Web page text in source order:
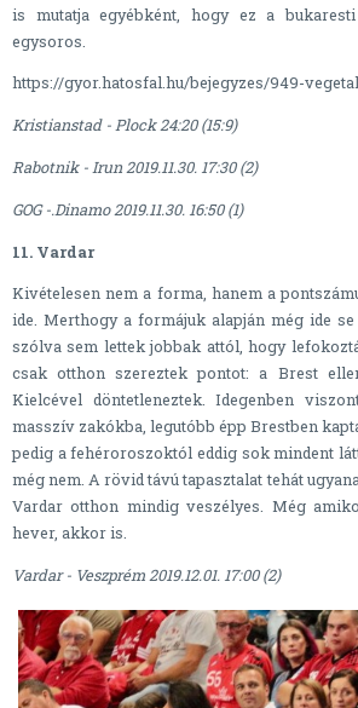
is mutatja egyébként, hogy ez a
egysoros.
https://gyor.hatosfal.hu/bejegyzes/949-
Kristianstad - Plock 24:20 (15:9)
Rabotnik - Irun 2019.11.30. 17:30 (2)
GOG -.Dinamo 2019.11.30. 16:50 (1)
11. Vardar
Kivételesen nem a forma, hanem a
ide. Merthogy a formájuk alapján még ide
szólva sem lettek jobbak attól, hogy
csak otthon szereztek pontot: a Brest
Kielcével döntetleneztek. Idegenben
masszív zakókba, legutóbb épp Brestben
pedig a fehéroroszoktól eddig sok mindent
még nem. A rövid távú tapasztalat tehát
Vardar otthon mindig veszélyes. Még
hever, akkor is.
Vardar - Veszprém 2019.12.01. 17:00 (2)